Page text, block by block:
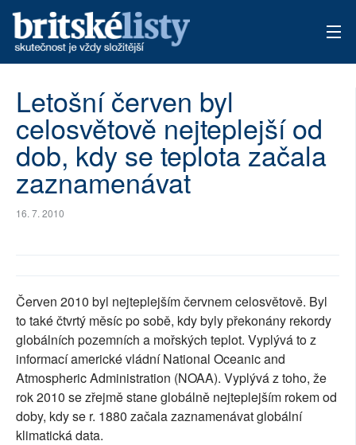
ARCHIV
TÉMATA
AUTOŘI
Letošní červen byl
celosvětově nejteplejší od
dob, kdy se teplota začala
zaznamenávat
16. 7. 2010
Červen 2010 byl nejteplejším červnem celosvětově. Byl
to také čtvrtý měsíc po sobě, kdy byly překonány rekordy
globálních pozemních a mořských teplot. Vyplývá to z
informací americké vládní National Oceanic and
Atmospheric Administration (NOAA). Vyplývá z toho, že
rok 2010 se zřejmě stane globálně nejteplejším rokem od
doby, kdy se r. 1880 začala zaznamenávat globální
klimatická data.